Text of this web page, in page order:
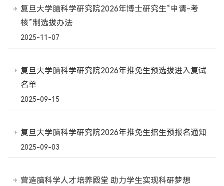
复旦大学脑科学研究院2026年博士研究生“申请-考
核”制选拔办法
2025-11-07
复旦大学脑科学研究院2026年推免生预选拔进入复试
名单
2025-09-15
复旦大学脑科学研究院2026年推免生招生预报名通知
2025-09-03
营造脑科学人才培养殿堂 助力学生实现科研梦想